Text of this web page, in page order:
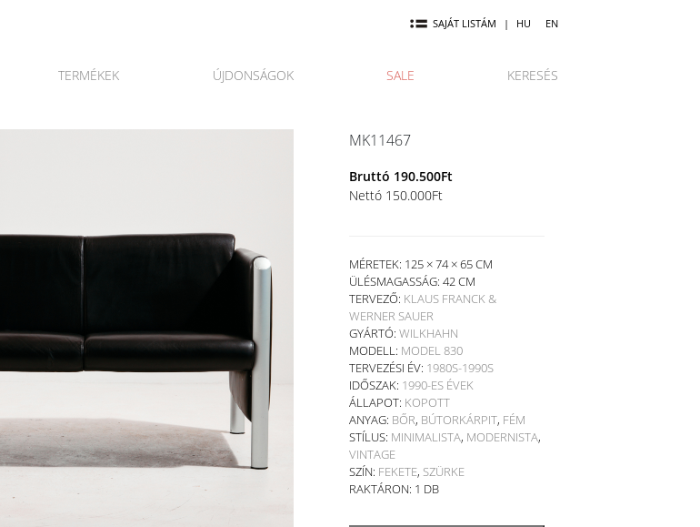
SAJÁT LISTÁM | HU EN
TERMÉKEK ÚJDONSÁGOK SALE KERESÉS
MK11467
Bruttó 190.500Ft
Nettó 150.000Ft
MÉRETEK: 125 × 74 × 65 CM
ÜLÉSMAGASSÁG: 42 CM
TERVEZŐ: KLAUS FRANCK &
WERNER SAUER
GYÁRTÓ: WILKHAHN
MODELL: MODEL 830
TERVEZÉSI ÉV: 1980S-1990S
IDŐSZAK: 1990-ES ÉVEK
ÁLLAPOT: KOPOTT
ANYAG: BŐR, BÚTORKÁRPIT, FÉM
STÍLUS: MINIMALISTA, MODERNISTA,
VINTAGE
SZÍN: FEKETE, SZÜRKE
RAKTÁRON: 1 DB